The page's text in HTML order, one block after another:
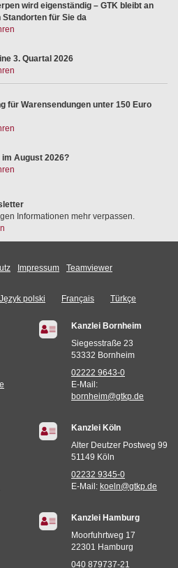
wird eigenständig – GTK bleibt an
Standorten für Sie da
3. Quartal 2026
für Warensendungen unter 150 Euro
im August 2026?
Informationen mehr verpassen.
Impressum Teamviewer
Język polski Français Türkçe
Kanzlei Bornheim
Siegesstraße 23
53332 Bornheim
02222 9643-0
E-Mail:
bornheim@gtkp.de
Kanzlei Köln
Alter Deutzer Postweg 99
51149 Köln
02232 9345-0
E-Mail: koeln@gtkp.de
Kanzlei Hamburg
Moorfuhrtweg 17
22301 Hamburg
040 879737-21